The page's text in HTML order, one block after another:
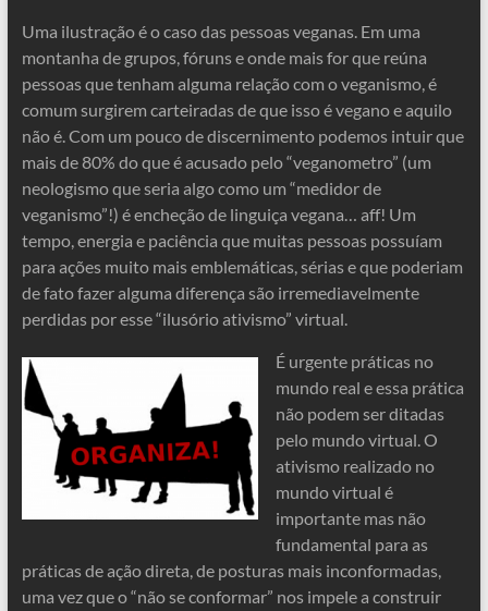
Uma ilustração é o caso das pessoas veganas. Em uma
montanha de grupos, fóruns e onde mais for que reúna
pessoas que tenham alguma relação com o veganismo, é
comum surgirem carteiradas de que isso é vegano e aquilo
não é. Com um pouco de discernimento podemos intuir que
mais de 80% do que é acusado pelo “veganometro” (um
neologismo que seria algo como um “medidor de
veganismo”!) é encheção de linguiça vegana… aff! Um
tempo, energia e paciência que muitas pessoas possuíam
para ações muito mais emblemáticas, sérias e que poderiam
de fato fazer alguma diferença são irremediavelmente
perdidas por esse “ilusório ativismo” virtual.
É urgente práticas no
mundo real e essa prática
não podem ser ditadas
pelo mundo virtual. O
ativismo realizado no
mundo virtual é
importante mas não
fundamental para as
práticas de ação direta, de posturas mais inconformadas,
uma vez que o “não se conformar” nos impele a construir